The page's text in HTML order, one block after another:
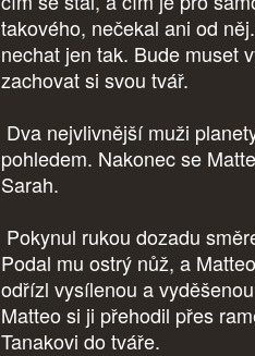
takového, nečekal ani od
nechat jen tak. Bude muset
zachovat si svou tvář.
Dva nejvlivnější muži
pohledem. Nakonec se
Sarah.
Pokynul rukou dozadu
Podal mu ostrý nůž, a
odřízl vysílenou a
Matteo si ji přehodil přes
Tanakovi do tváře.